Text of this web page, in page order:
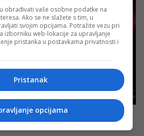
obrađivati vaše osobne podatke na
Ako se ne slažete s tim, u
svojim opcijama. Potražite vezu pri
izborniku web-lokacije za upravljanje
pristanka u postavkama privatnosti i
Pristanak
opcijama